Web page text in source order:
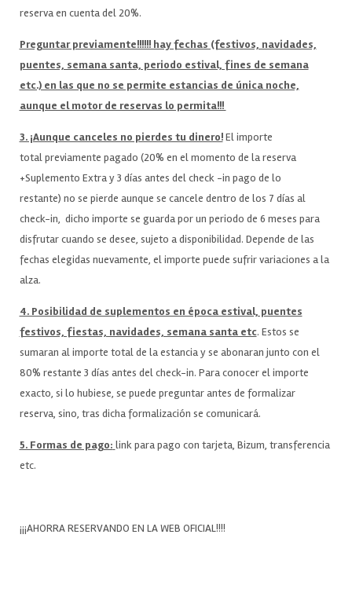
reserva en cuenta del 20%.
Preguntar previamente!!!!!! hay fechas (festivos, navidades,
puentes, semana santa, periodo estival, fines de semana
etc.) en las que no se permite estancias de única noche,
aunque el motor de reservas lo permita!!!
3. ¡Aunque canceles no pierdes tu dinero!El importe
total previamente pagado (20% en el momento de la reserva
+Suplemento Extra y 3 días antes del check -in pago de lo
restante) no se pierde aunque se cancele dentro de los 7 días al
check-in, dicho importe se guarda por un periodo de 6 meses para
disfrutar cuando se desee, sujeto a disponibilidad. Depende de las
fechas elegidas nuevamente, el importe puede sufrir variaciones a la
alza.
4. Posibilidad de suplementos en época estival, puentes
festivos, fiestas, navidades, semana santa etc. Estos se
sumaran al importe total de la estancia y se abonaran junto con el
80% restante 3 días antes del check-in. Para conocer el importe
exacto, si lo hubiese, se puede preguntar antes de formalizar
reserva, sino, tras dicha formalización se comunicará.
5. Formas de pago: link para pago con tarjeta, Bizum, transferencia
etc.
¡¡¡AHORRA RESERVANDO EN LA WEB OFICIAL!!!!